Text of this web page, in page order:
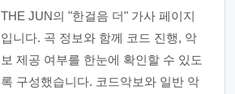
THE JUN의 "한걸음 더" 가사 페이지
입니다. 곡 정보와 함께 코드 진행, 악
보 제공 여부를 한눈에 확인할 수 있도
록 구성했습니다. 코드악보와 일반 악